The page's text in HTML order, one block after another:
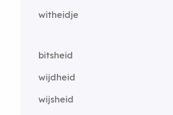
witheidje
bitsheid
wijdheid
wijsheid